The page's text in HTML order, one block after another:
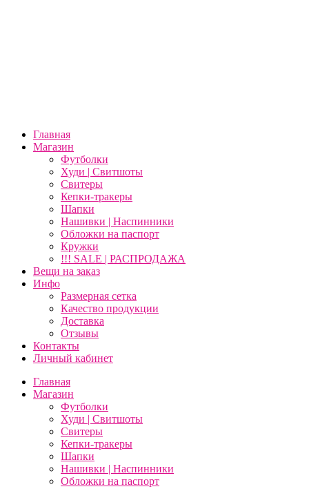
Главная
Магазин
Футболки
Худи | Свитшоты
Свитеры
Кепки-тракеры
Шапки
Нашивки | Наспинники
Обложки на паспорт
Кружки
!!! SALE | РАСПРОДАЖА
Вещи на заказ
Инфо
Размерная сетка
Качество продукции
Доставка
Отзывы
Контакты
Личный кабинет
Главная
Магазин
Футболки
Худи | Свитшоты
Свитеры
Кепки-тракеры
Шапки
Нашивки | Наспинники
Обложки на паспорт